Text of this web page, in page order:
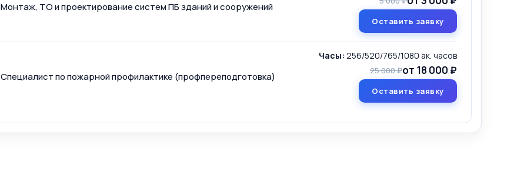
Монтаж, ТО и проектирование систем ПБ зданий и сооружений
Оставить заявку
Специалист по пожарной профилактике (профпереподготовка)
Часы: 256/520/765/1080 ак. часов
25 000 ₽от 18 000 ₽
Оставить заявку